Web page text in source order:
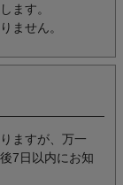
ます。
ません。
ますが、万一
7日以内にお知